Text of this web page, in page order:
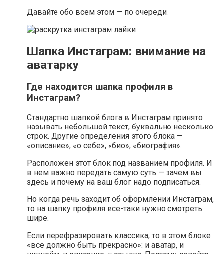
Давайте обо всем этом — по очереди.
Шапка Инстаграм: внимание на
аватарку
Где находится шапка профиля в
Инстаграм?
Стандартно шапкой блога в Инстаграм принято
называть небольшой текст, буквально несколько
строк. Другие определения этого блока —
«описание», «о себе», «био», «биография».
Расположен этот блок под названием профиля. И
в нем важно передать самую суть — зачем вы
здесь и почему на ваш блог надо подписаться.
Но когда речь заходит об оформлении Инстаграм,
то на шапку профиля все-таки нужно смотреть
шире.
Если перефразировать классика, то в этом блоке
«все должно быть прекрасно»: и аватар, и